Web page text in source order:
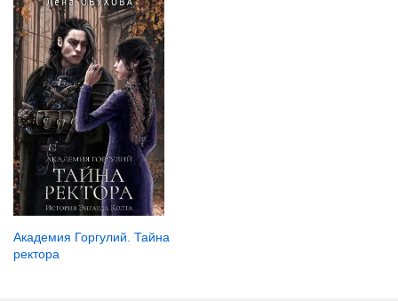
Академия Горгулий. Тайна
ректора